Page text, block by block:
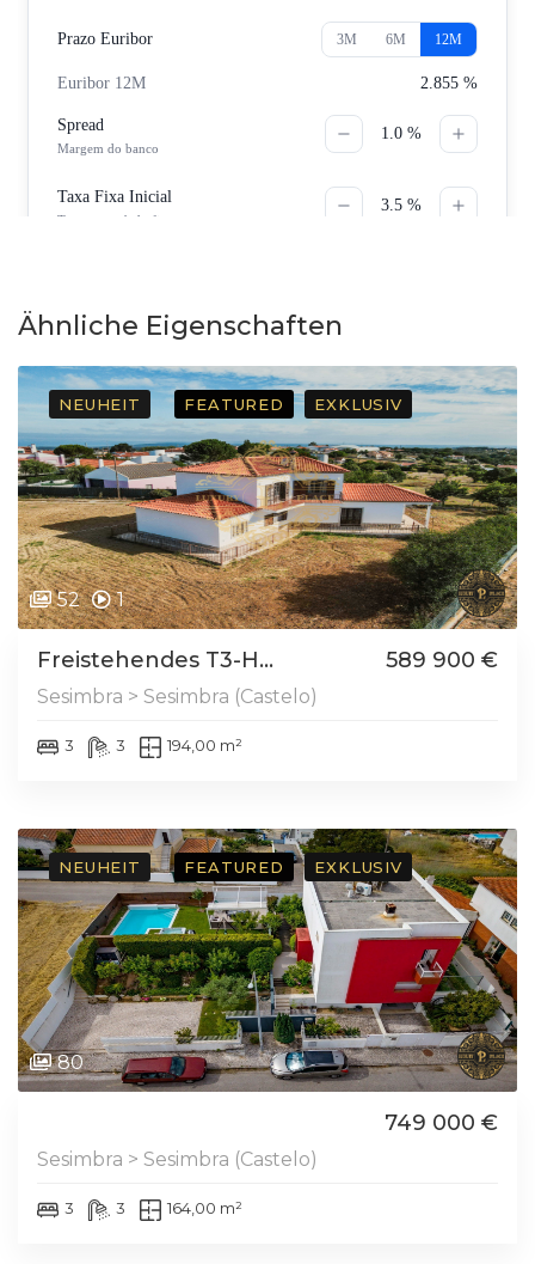
Ähnliche Eigenschaften
NEUHEIT FEATURED EXKLUSIV
52 1
Freistehendes T3-H... 589 900 €
Sesimbra > Sesimbra (Castelo)
3 3 194,00 m²
NEUHEIT FEATURED EXKLUSIV
80
749 000 €
Sesimbra > Sesimbra (Castelo)
3 3 164,00 m²